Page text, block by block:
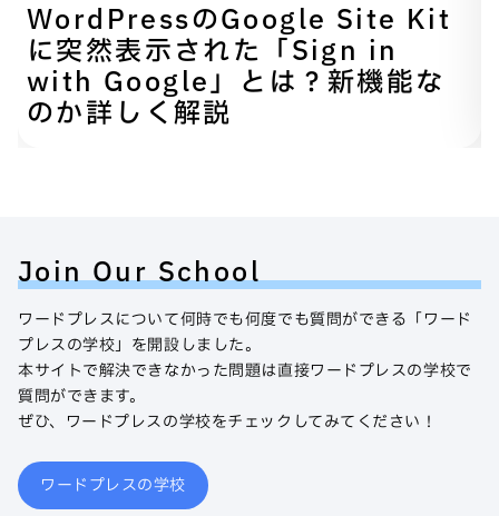
WordPressのGoogle Site Kit
に突然表示された「Sign in
with Google」とは？新機能な
のか詳しく解説
Join Our School
ワードプレスについて何時でも何度でも質問ができる「ワード
プレスの学校」を開設しました。
本サイトで解決できなかった問題は直接ワードプレスの学校で
質問ができます。
ぜひ、ワードプレスの学校をチェックしてみてください！
ワードプレスの学校